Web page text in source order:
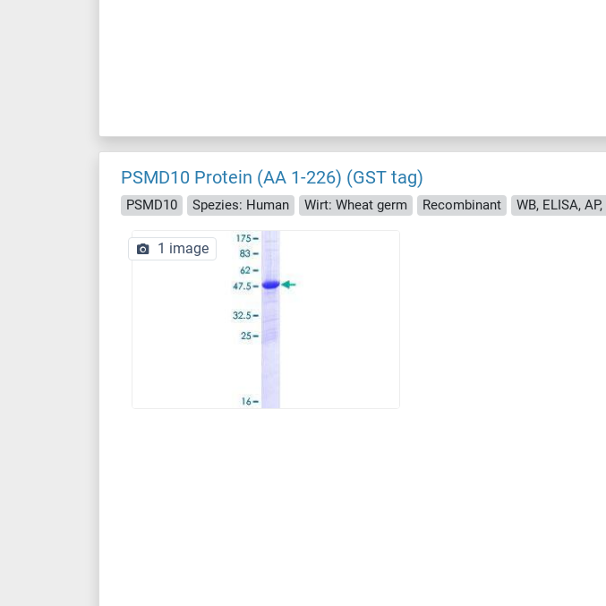
PSMD10 Protein (AA 1-226) (GST tag)
PSMD10 Spezies: Human Wirt: Wheat germ Recombinant WB, ELISA,
1 image